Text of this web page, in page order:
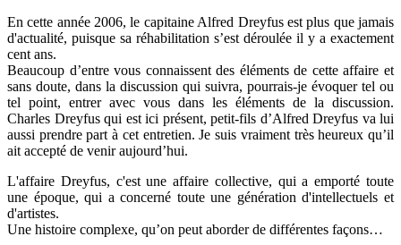
En cette année 2006, le capitaine Alfred Dreyfus est plus que jamais
d'actualité, puisque sa réhabilitation s’est déroulée il y a exactement
cent ans.
Beaucoup d’entre vous connaissent des éléments de cette affaire et
sans doute, dans la discussion qui suivra, pourrais-je évoquer tel ou
tel point, entrer avec vous dans les éléments de la discussion.
Charles Dreyfus qui est ici présent, petit-fils d’Alfred Dreyfus va lui
aussi prendre part à cet entretien. Je suis vraiment très heureux qu’il
ait accepté de venir aujourd’hui.
L'affaire Dreyfus, c'est une affaire collective, qui a emporté toute
une époque, qui a concerné toute une génération d'intellectuels et
d'artistes.
Une histoire complexe, qu’on peut aborder de différentes façons…